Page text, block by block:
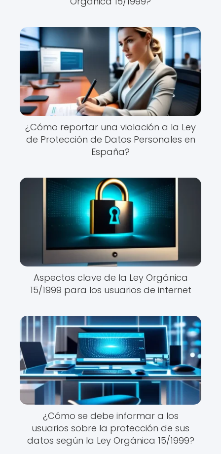
¿Cómo reportar una violación a la Ley
de Protección de Datos Personales en
España?
Aspectos clave de la Ley Orgánica
15/1999 para los usuarios de internet
¿Cómo se debe informar a los
usuarios sobre la protección de sus
datos según la Ley Orgánica 15/1999?